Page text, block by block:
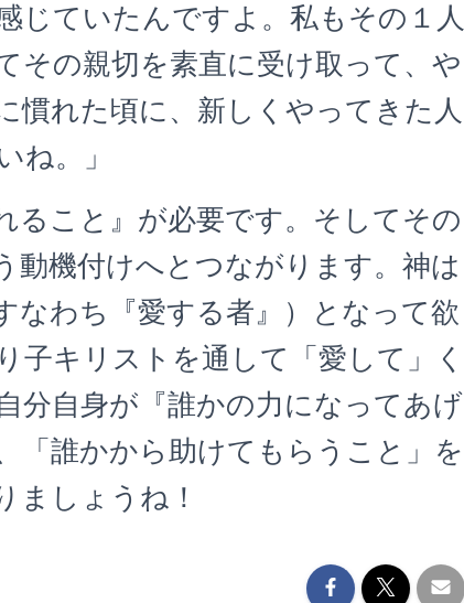
じていたんですよ。私もその１人
その親切を素直に受け取って、や
慣れた頃に、新しくやってきた人
ね。」
こと』が必要です。そしてその
動機付けへとつながります。神は
なわち『愛する者』）となって欲
子キリストを通して「愛して」く
分自身が『誰かの力になってあげ
「誰かから助けてもらうこと」を
ましょうね！